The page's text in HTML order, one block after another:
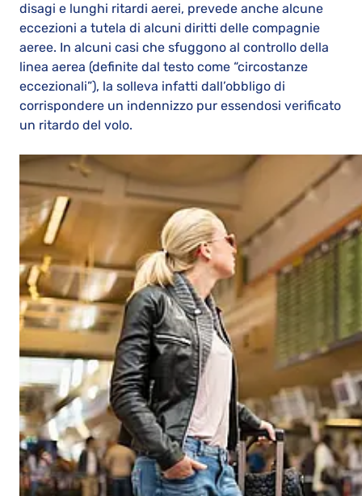
disagi e lunghi ritardi aerei, prevede anche alcune
eccezioni a tutela di alcuni diritti delle compagnie
aeree. In alcuni casi che sfuggono al controllo della
linea aerea (definite dal testo come “circostanze
eccezionali”), la solleva infatti dall’obbligo di
corrispondere un indennizzo pur essendosi verificato
un ritardo del volo.